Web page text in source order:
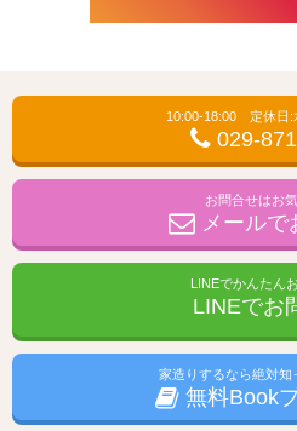
10:00-18:00 定休日:
029-
お問合せはお気
メールで
LINEでかんたん
LINEでお
家造りするなら絶対知
無料Book